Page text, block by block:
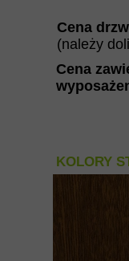
Cena
Cena
(należy
KOLORY